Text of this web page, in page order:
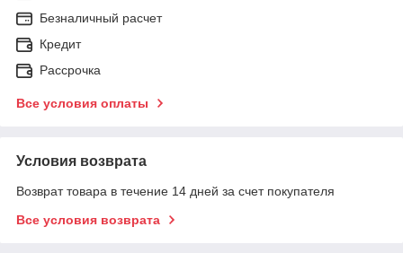
Безналичный расчет
Кредит
Рассрочка
Все условия оплаты
Условия возврата
Возврат товара в течение 14 дней за счет покупателя
Все условия возврата